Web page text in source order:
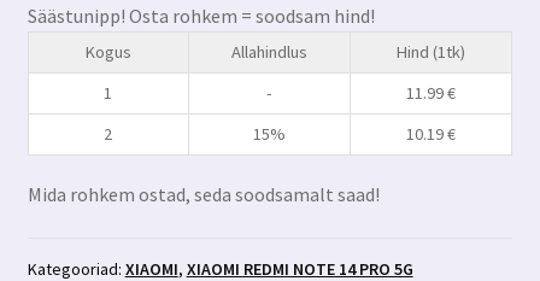
Pro
kaitseklaas
3MK
Hardglass
Säästunipp! Osta rohkem = soodsam hind!
Kogus Allahindlus
Hind (1tk)
1
- 11.99€
2
15% 10.19€
Mida rohkem ostad, seda soodsamalt saad!
Kategooriad: XIAOMI, XIAOMI REDMI NOTE 14 PRO 5G